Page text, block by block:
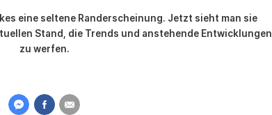
eine seltene Randerscheinung. Jetzt sieht man sie
Stand, die Trends und anstehende Entwicklungen
zu werfen.